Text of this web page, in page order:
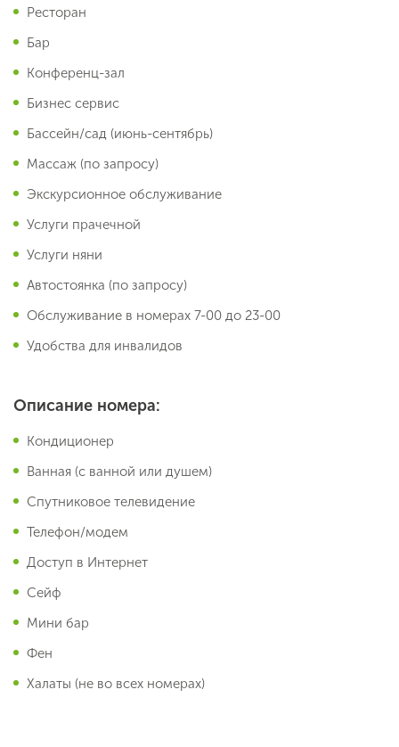
Ресторан
Бар
Конференц-зал
Бизнес сервис
Бассейн/сад (июнь-сентябрь)
Массаж (по запросу)
Экскурсионное обслуживание
Услуги прачечной
Услуги няни
Автостоянка (по запросу)
Обслуживание в номерах 7-00 до 23-00
Удобства для инвалидов
Описание номера:
Кондиционер
Ванная (с ванной или душем)
Спутниковое телевидение
Телефон/модем
Доступ в Интернет
Сейф
Мини бар
Фен
Халаты (не во всех номерах)